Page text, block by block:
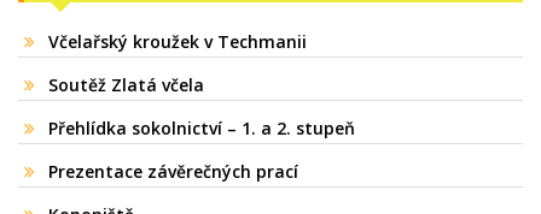
Včelařský kroužek v Techmanii
Soutěž Zlatá včela
Přehlídka sokolnictví – 1. a 2. stupeň
Prezentace závěrečných prací